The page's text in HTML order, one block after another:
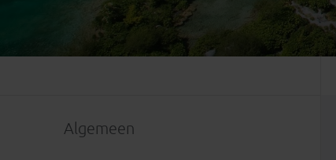
Tadzjikistan(1)
Tanzania (1)
Zimbabwe
Algemeen